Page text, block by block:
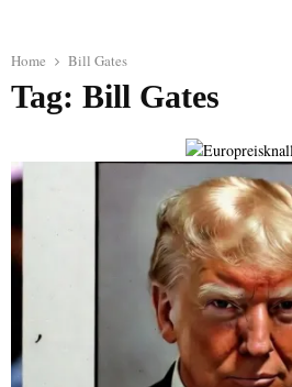
Home Bill Gates
Tag: Bill Gates